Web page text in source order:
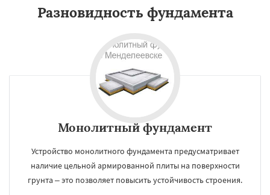
Разновидность фундамента
Монолитный фундамент
Устройство монолитного фундамента предусматривает
наличие цельной армированной плиты на поверхности
грунта – это позволяет повысить устойчивость строения.